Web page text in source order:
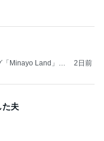
Minayo Land」P
2日前
た夫